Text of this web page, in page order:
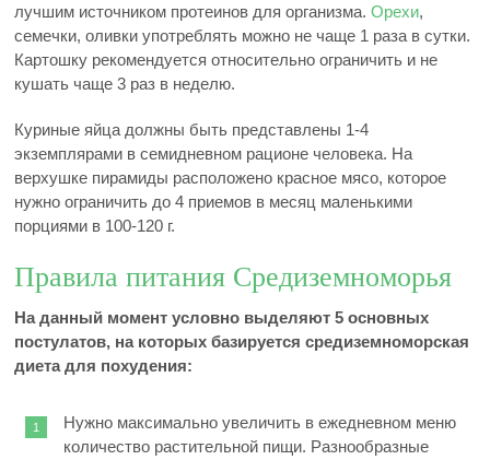
лучшим источником протеинов для организма.Орехи,
семечки, оливки употреблять можно не чаще 1 раза в сутки.
Картошку рекомендуется относительно ограничить и не
кушать чаще 3 раз в неделю.
Куриные яйца должны быть представлены 1-4
экземплярами в семидневном рационе человека. На
верхушке пирамиды расположено красное мясо, которое
нужно ограничить до 4 приемов в месяц маленькими
порциями в 100-120 г.
Правила питания Средиземноморья
На данный момент условно выделяют 5 основных
постулатов, на которых базируется средиземноморская
диета для похудения:
Нужно максимально увеличить в ежедневном меню
количество растительной пищи. Разнообразные